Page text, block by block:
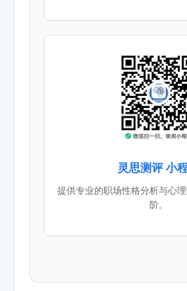
灵思测评 小
提供专业的职场性格分析与心
阶。